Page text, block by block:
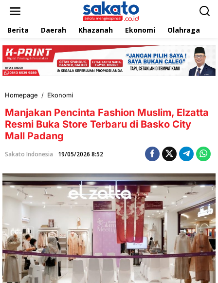
e
k
Berita Daerah Khazanah Ekonomi Olahraga
Homepage / Ekonomi
n
j
a
n
e
n
c
i
a
F
a
s
h
Manjakan Pencinta Fashion Muslim, Elzatta
Resmi Buka Store Terbaru di Basko City
Mall Padang
Sakato Indonesia 19/05/2026 8:52